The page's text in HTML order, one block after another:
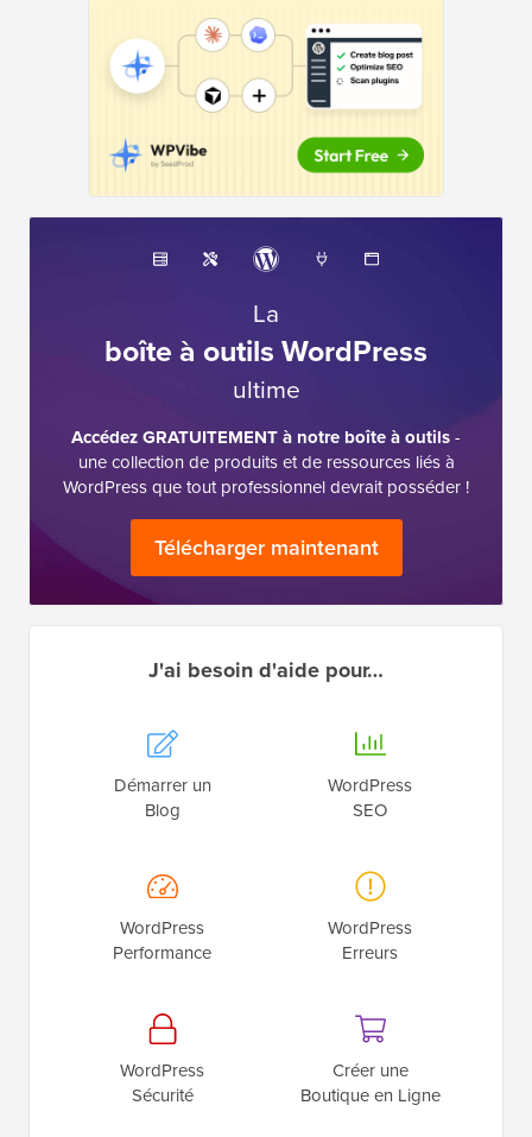
La
boîte à outils WordPress
ultime
Accédez GRATUITEMENT à notre boîte à outils-
une collection de produits et de ressources liés à
WordPress que tout professionnel devrait posséder !
Télécharger maintenant
J'ai besoin d'aide pour…
Démarrer un
Blog
WordPress
SEO
WordPress
Performance
WordPress
Erreurs
WordPress
Sécurité
Créer une
Boutique en Ligne